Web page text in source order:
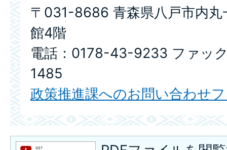
〒031-8686 青森県八戸市内丸
館4階
電話：0178-43-9233 ファッ
1485
政策推進課へのお問い合わせ